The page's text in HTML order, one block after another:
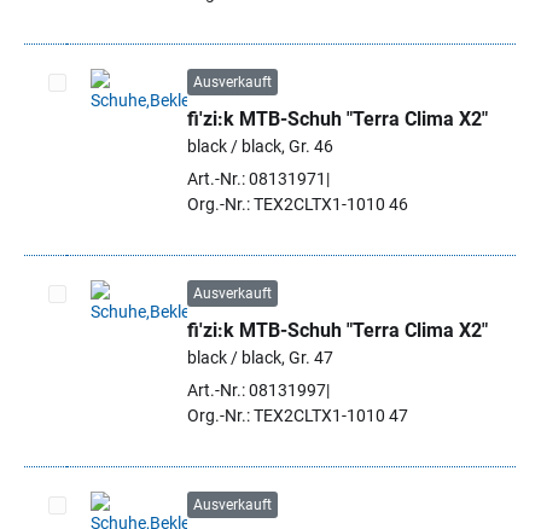
Artikel auswählen
Ausverkauft
fi'zi:k MTB-Schuh "Terra Clima X2"
black / black, Gr. 46
Art.-Nr.: 08131971
Org.-Nr.: TEX2CLTX1-1010 46
Artikel auswählen
Ausverkauft
fi'zi:k MTB-Schuh "Terra Clima X2"
black / black, Gr. 47
Art.-Nr.: 08131997
Org.-Nr.: TEX2CLTX1-1010 47
Ausverkauft